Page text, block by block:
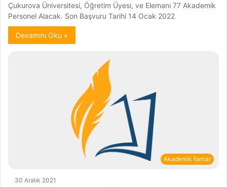
Çukurova Üniversitesi, Öğretim Üyesi, ve Elemanı 77 Akademik
Personel Alacak. Son Başvuru Tarihi 14 Ocak 2022
Devamını Oku »
Akademik İlanlar
30 Aralık 2021